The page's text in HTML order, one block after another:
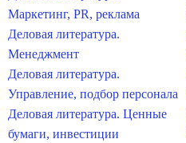
Маркетинг, PR, реклама
Деловая литература.
Менеджмент
Деловая литература.
Управление, подбор персонала
Деловая литература. Ценные
бумаги, инвестиции